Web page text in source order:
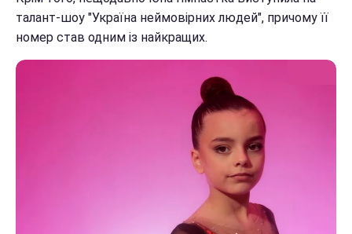
талант-шоу "Україна неймовірних людей", причому її
номер став одним із найкращих.